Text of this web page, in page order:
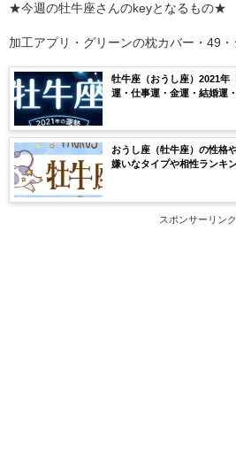
★今週の牡牛座さんのkeyとなるもの★
加工アプリ・グリーンの枕カバー・49・
牡牛座（おうし座）2021年
運・仕事運・金運・結婚運
おうし座（牡牛座）の性格
嫌いなタイプや相性ランキ
スポンサーリンク